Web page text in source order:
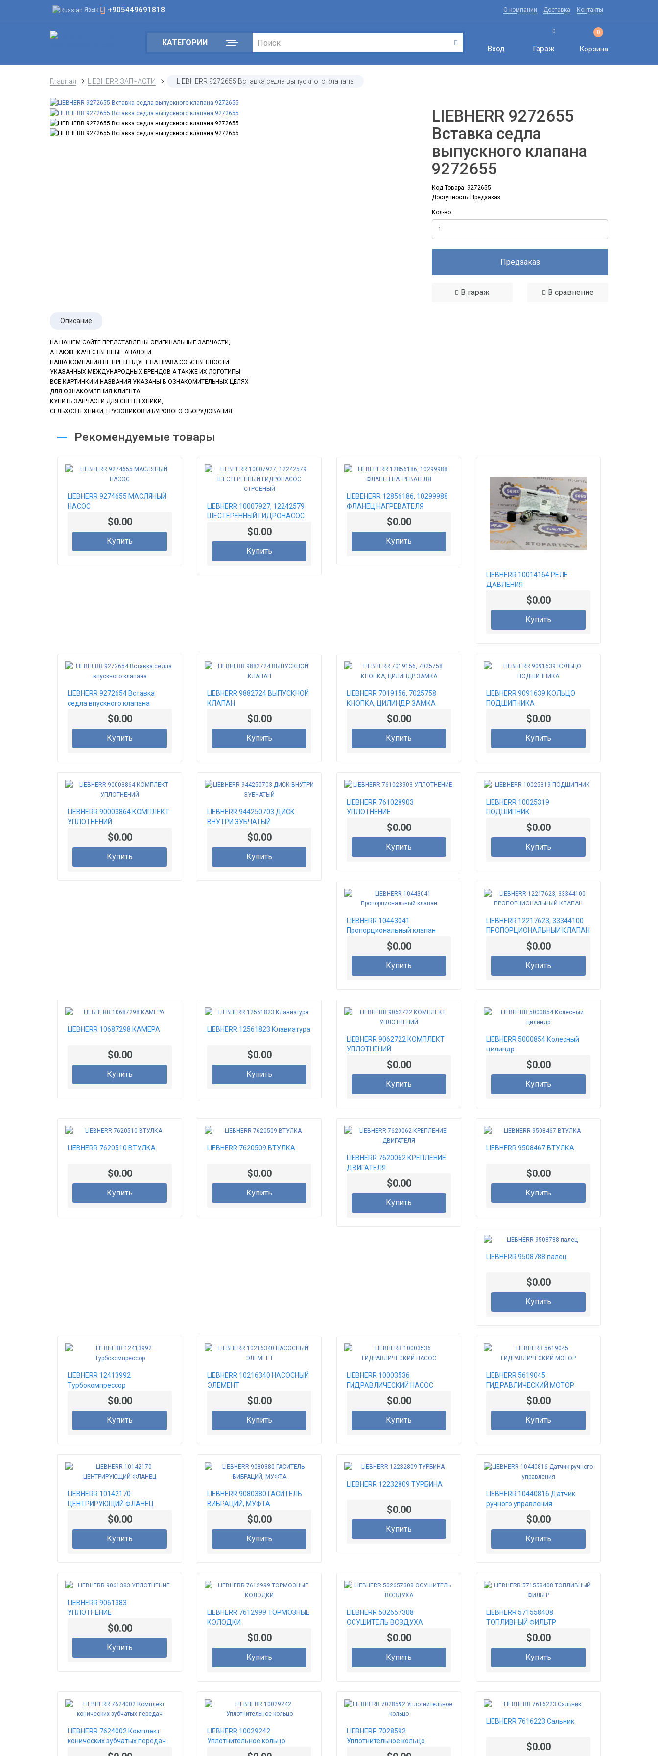
Язык +905449691818 О компании Доставка Контакты
КАТЕГОРИИ
Вход
0
Гараж
0
Корзина
Главная LIEBHERR ЗАПЧАСТИ LIEBHERR 9272655 Вставка седла выпускного клапана
LIEBHERR 9272655
Вставка седла
выпускного клапана
9272655
Код Товара: 9272655
Доступность: Предзаказ
Кол-во
Предзаказ
В гараж В сравнение
Описание
НА НАШЕМ САЙТЕ ПРЕДСТАВЛЕНЫ ОРИГИНАЛЬНЫЕ ЗАПЧАСТИ,
А ТАКЖЕ КАЧЕСТВЕННЫЕ АНАЛОГИ
НАША КОМПАНИЯ НЕ ПРЕТЕНДУЕТ НА ПРАВА СОБСТВЕННОСТИ
УКАЗАННЫХ МЕЖДУНАРОДНЫХ БРЕНДОВ А ТАКЖЕ ИХ ЛОГОТИПЫ
ВСЕ КАРТИНКИ И НАЗВАНИЯ УКАЗАНЫ В ОЗНАКОМИТЕЛЬНЫХ ЦЕЛЯХ
ДЛЯ ОЗНАКОМЛЕНИЯ КЛИЕНТА
КУПИТЬ ЗАПЧАСТИ ДЛЯ СПЕЦТЕХНИКИ,
СЕЛЬХОЗТЕХНИКИ, ГРУЗОВИКОВ И БУРОВОГО ОБОРУДОВАНИЯ
Рекомендуемые товары
LIEBHERR 9274655 МАСЛЯНЫЙ
НАСОС
$0.00
Купить
LIEBHERR 10007927, 12242579
ШЕСТЕРЕННЫЙ ГИДРОНАСОС
$0.00
Купить
LIEBEHERR 12856186, 10299988
ФЛАНЕЦ НАГРЕВАТЕЛЯ
$0.00
Купить
LIEBHERR 10014164 РЕЛЕ
ДАВЛЕНИЯ
$0.00
Купить
LIEBHERR 9272654 Вставка
седла впускного клапана
$0.00
Купить
LIEBHERR 9882724 ВЫПУСКНОЙ
КЛАПАН
$0.00
Купить
LIEBHERR 7019156, 7025758
КНОПКА, ЦИЛИНДР ЗАМКА
$0.00
Купить
LIEBHERR 9091639 КОЛЬЦО
ПОДШИПНИКА
$0.00
Купить
LIEBHERR 90003864 КОМПЛЕКТ
УПЛОТНЕНИЙ
$0.00
Купить
LIEBHERR 944250703 ДИСК
ВНУТРИ ЗУБЧАТЫЙ
$0.00
Купить
LIEBHERR 761028903
УПЛОТНЕНИЕ
$0.00
Купить
LIEBHERR 10025319
ПОДШИПНИК
$0.00
Купить
LIEBHERR 10443041
Пропорциональный клапан
$0.00
Купить
LIEBHERR 12217623, 33344100
ПРОПОРЦИОНАЛЬНЫЙ КЛАПАН
$0.00
Купить
LIEBHERR 10687298 КАМЕРА
$0.00
Купить
LIEBHERR 12561823 Клавиатура
$0.00
Купить
LIEBHERR 9062722 КОМПЛЕКТ
УПЛОТНЕНИЙ
$0.00
Купить
LIEBHERR 5000854 Колесный
цилиндр
$0.00
Купить
LIEBHERR 7620510 ВТУЛКА
$0.00
Купить
LIEBHERR 7620509 ВТУЛКА
$0.00
Купить
LIEBHERR 7620062 КРЕПЛЕНИЕ
ДВИГАТЕЛЯ
$0.00
Купить
LIEBHERR 9508467 ВТУЛКА
$0.00
Купить
LIEBHERR 9508788 палец
$0.00
Купить
LIEBHERR 12413992
Турбокомпрессор
$0.00
Купить
LIEBHERR 10216340 НАСОСНЫЙ
ЭЛЕМЕНТ
$0.00
Купить
LIEBHERR 10003536
ГИДРАВЛИЧЕСКИЙ НАСОС
$0.00
Купить
LIEBHERR 5619045
ГИДРАВЛИЧЕСКИЙ МОТОР
$0.00
Купить
LIEBHERR 10142170
ЦЕНТРИРУЮЩИЙ ФЛАНЕЦ
$0.00
Купить
LIEBHERR 9080380 ГАСИТЕЛЬ
ВИБРАЦИЙ, МУФТА
$0.00
Купить
LIEBHERR 12232809 ТУРБИНА
$0.00
Купить
LIEBHERR 10440816 Датчик
ручного управления
$0.00
Купить
LIEBHERR 9061383
УПЛОТНЕНИЕ
$0.00
Купить
LIEBHERR 7612999 ТОРМОЗНЫЕ
КОЛОДКИ
$0.00
Купить
LIEBHERR 502657308
ОСУШИТЕЛЬ ВОЗДУХА
$0.00
Купить
LIEBHERR 571558408
ТОПЛИВНЫЙ ФИЛЬТР
$0.00
Купить
LIEBHERR 7624002 Комплект
конических зубчатых передач
LIEBHERR 10029242
Уплотнительное кольцо
LIEBHERR 7028592
Уплотнительное кольцо
LIEBHERR 7616223 Сальник
$0.00